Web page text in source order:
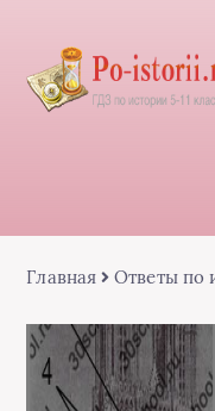
Главная Ответы по